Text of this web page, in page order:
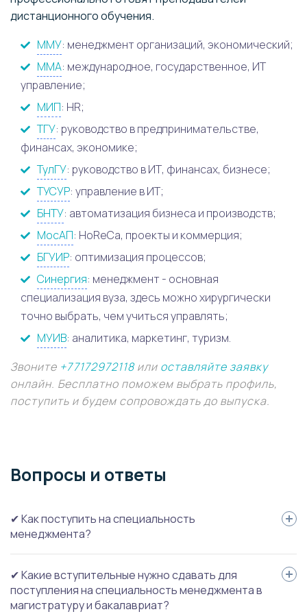
дистанционного обучения.
ММУ: менеджмент организаций, экономический;
ММА: международное, государственное, ИТ
управление;
МИП: HR;
ТГУ: руководство в предпринимательстве,
финансах, экономике;
ТулГУ: руководство в ИТ, финансах, бизнесе;
ТУСУР: управление в ИТ;
БНТУ: автоматизация бизнеса и производств;
МосАП: HoReCa, проекты и коммерция;
БГУИР: оптимизация процессов;
Синергия: менеджмент - основная
специализация вуза, здесь можно хирургически
точно выбрать, чем учиться управлять;
МУИВ: аналитика, маркетинг, туризм.
Звоните +77172972118или оставляйте заявку
онлайн. Бесплатно поможем выбрать профиль,
поступить и будем сопровождать до выпуска.
Вопросы и ответы
✔ Как поступить на специальность
менеджмента?
Нужно: определиться с профилем, выслать документы, пройти
вступительные испытания, оплатить семестр или год, подписать
договор на обучение.
✔ Какие вступительные нужно сдавать для
поступления на специальность менеджмента в
магистратуру и бакалавриат?